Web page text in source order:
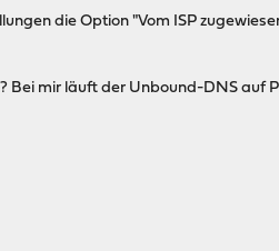
die Option "Vom ISP
Bei mir läuft der Unbound-DNS auf